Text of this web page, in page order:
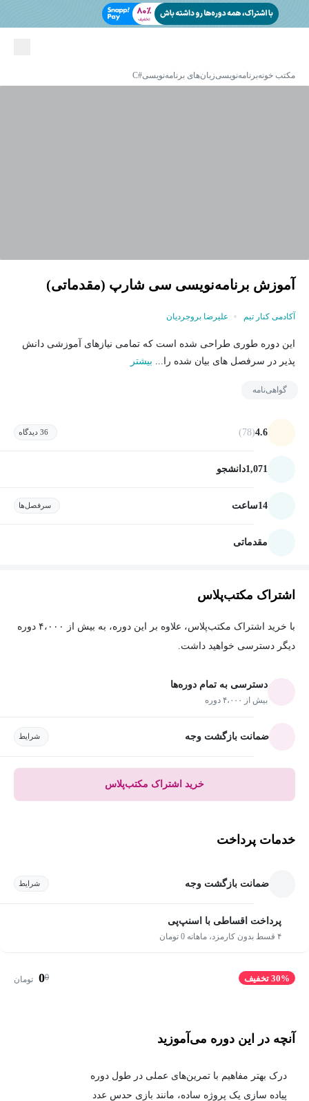
مکتب خونهبرنامه‌نویسیزبان‌های برنامه‌نویسی#C
آموزش برنامه‌نویسی سی‌ شارپ (مقدماتی)
آکادمی کنار تیم علیرضا بروجردیان
این دوره طوری طراحی شده است که تمامی نیازهای آموزشی دانش
پذیر در سرفصل های بیان شده را... بیشتر
گواهی‌نامه
4.6
(78) 36 دیدگاه
1,071دانشجو
14ساعت سرفصل‌ها
مقدماتی
اشتراک مکتب‌پلاس
با خرید اشتراک مکتب‌پلاس، علاوه بر این دوره، به بیش از ۴،۰۰۰ دوره
دیگر دسترسی خواهید داشت.
دسترسی به تمام دوره‌ها
بیش از ۴،۰۰۰ دوره
ضمانت بازگشت وجه شرایط
خرید اشتراک مکتب‌پلاس
خدمات پرداخت
ضمانت بازگشت وجه شرایط
پرداخت اقساطی با اسنپ‌پی
۴ قسط بدون کارمزد، ماهانه 0 تومان
30% تخفیف 0
0 تومان
آنچه در این دوره می‌آموزید
درک بهتر مفاهیم با تمرین‌های عملی در طول دوره
پیاده سازی یک پروژه ساده، مانند بازی حدس عدد